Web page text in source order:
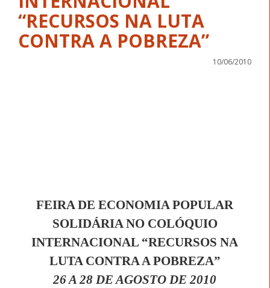
“RECURSOS NA LUTA
CONTRA A POBREZA”
10/06/2010
FEIRA DE ECONOMIA POPULAR
SOLIDÁRIA NO COLÓQUIO
INTERNACIONAL “RECURSOS NA
LUTA CONTRA A POBREZA”
26 A 28 DE AGOSTO DE 2010